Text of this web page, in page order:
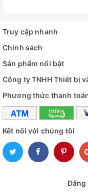
Truy cập nhanh
Chính sách
Sản phẩm nổi bật
Công ty TNHH Thiết bị
Phương thức thanh
Kết nối với chúng tôi
Đăng